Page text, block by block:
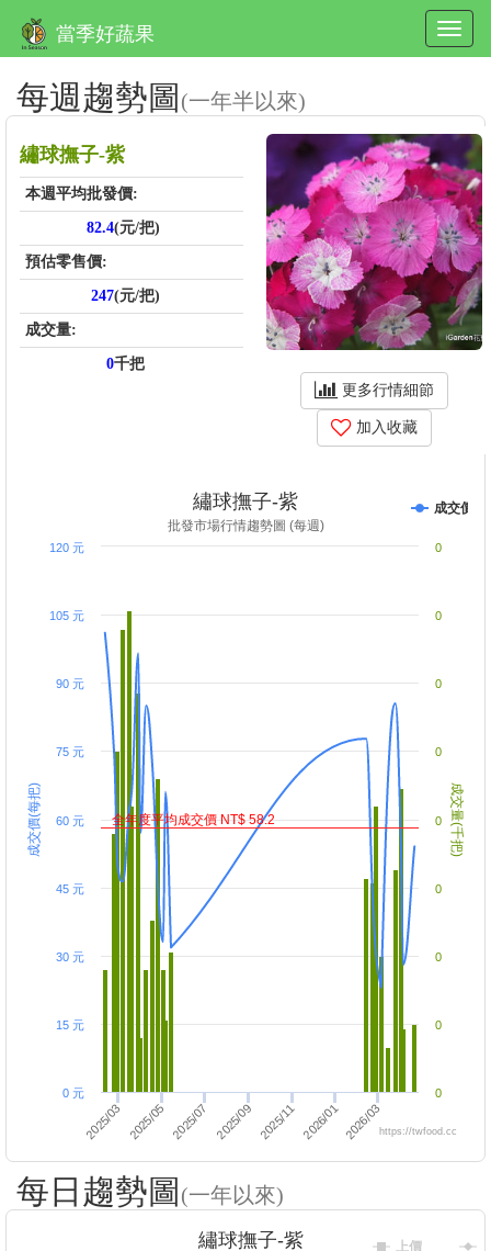
當季好蔬果
每週趨勢圖 (一年半以來)
繡球撫子-紫
本週平均批發價:
82.4(元/把)
預估零售價:
247(元/把)
成交量:
0千把
更多行情細節
加入收藏
成交價(每把) 成交量(千把)
繡球撫子-紫
批發市場行情趨勢圖 (每週)
成交價
2025/03 2025/05 2025/07 2025/09 2025/11 2026/012026/03
0 元
15 元
30 元
45 元
60 元
75 元
90 元
105 元
120 元
0
0
0
0
0
0
0
0
0
https://twfood.cc
全年度平均成交價 NT$ 58.2
每日趨勢圖 (一年以來)
繡球撫子-紫 上價